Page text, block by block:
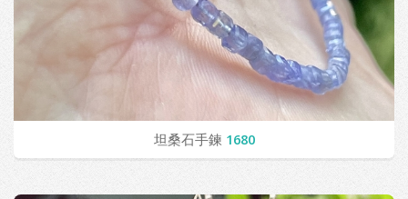
坦桑石手鍊 1680